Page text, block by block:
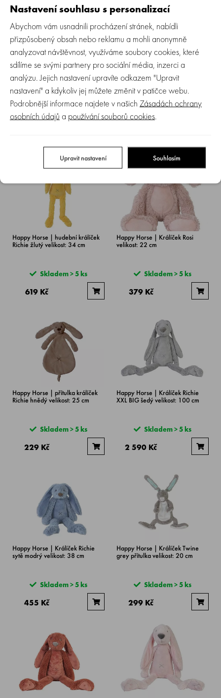
Happy Horse | Králíček Richie
sytě modrý Tiny velikost: 28 cm
Skladem > 5 ks
Happy Horse | hudební králíček
Richie okrový velikost: 34 cm
Skladem > 5 ks
Happy Horse | hudební králíček
Richie žlutý velikost: 34 cm
Skladem > 5 ks
619 Kč
Happy Horse | Králíček Rosi
velikost: 22 cm
Skladem > 5 ks
379 Kč
Happy Horse | přítulka králíček
Richie hnědý velikost: 25 cm
Skladem > 5 ks
229 Kč
Happy Horse | Králíček Richie
XXL BIG šedý velikost: 100 cm
Skladem > 5 ks
2 590 Kč
Happy Horse | Králíček Richie
sytě modrý velikost: 38 cm
Skladem > 5 ks
455 Kč
Happy Horse | Králíček Twine
grey přítulka velikost: 20 cm
Skladem > 5 ks
299 Kč
Nastavení souhlasu s personalizací
Abychom vám usnadnili procházení stránek, nabídli
přizpůsobený obsah nebo reklamu a mohli anonymně
analyzovat návštěvnost, využíváme soubory cookies, které
sdílíme se svými partnery pro sociální média, inzerci a
analýzu. Jejich nastavení upravíte odkazem "Upravit
nastavení" a kdykoliv jej můžete změnit v patičce webu.
Podrobnější informace najdete v našich Zásadách ochrany
osobních údajů a používání souborů cookies.
Upravit nastavení Souhlasím